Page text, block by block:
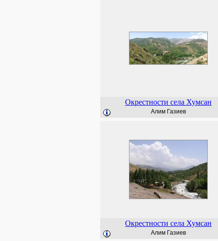
Окрестности села Хумсан
Алим Газиев
Окрестности села Хумсан
Алим Газиев